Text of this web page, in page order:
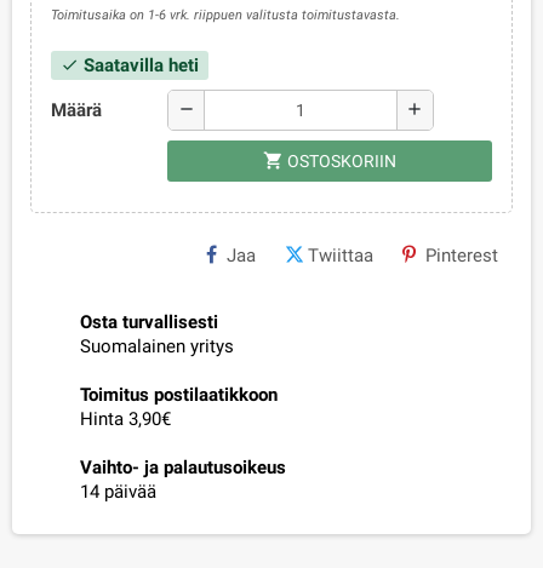
Toimitusaika on 1-6 vrk. riippuen valitusta toimitustavasta.
check Saatavilla heti
Määrä remove add
shopping_cart OSTOSKORIIN
Jaa Twiittaa Pinterest
Osta turvallisesti
Suomalainen yritys
Toimitus postilaatikkoon
Hinta 3,90€
Vaihto- ja palautusoikeus
14 päivää